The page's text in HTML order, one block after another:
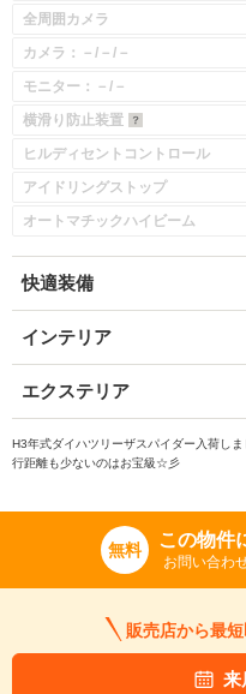
全周囲カメラ
カメラ：－/－/－
モニター：－/－
横滑り防止装置
ヒルディセントコントロール
アイドリングストップ
オートマチックハイビーム
快適装備
インテリア
エクステリア
H3年式ダイハツリーザスパイダー入荷し
行距離も少ないのはお宝級☆彡
無料 この物件
お問い合わ
販売店から最
来